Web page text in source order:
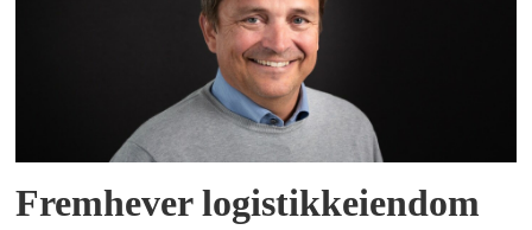
Fremhever logistikkeiendom